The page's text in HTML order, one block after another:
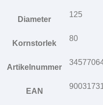
Diameter
125
Kornstorlek
80
Artikelnummer
EAN